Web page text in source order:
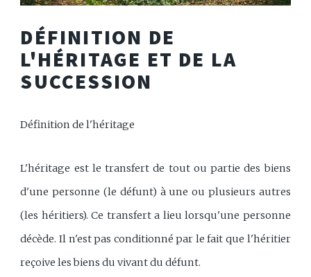
DÉFINITION DE
L'HÉRITAGE ET DE LA
SUCCESSION
Définition de l'héritage
L'héritage est le transfert de tout ou partie des biens
d'une personne (le défunt) à une ou plusieurs autres
(les héritiers). Ce transfert a lieu lorsqu'une personne
décède. Il n'est pas conditionné par le fait que l'héritier
reçoive les biens du vivant du défunt.